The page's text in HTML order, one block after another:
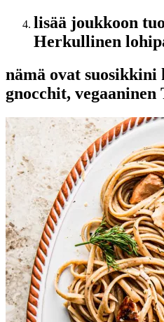
lisää joukkoon
Herkullinen
nämä ovat
gnocchit,